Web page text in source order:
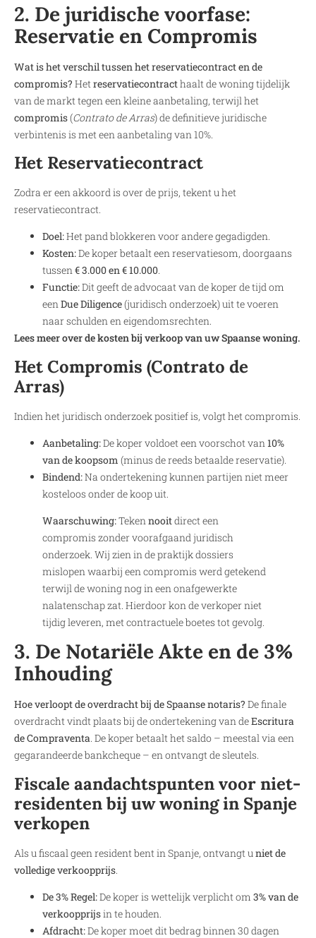
2. De juridische voorfase:
Reservatie en Compromis
Wat is het verschil tussen het reservatiecontract en de
compromis? Het reservatiecontracthaalt de woning tijdelijk
van de markt tegen een kleine aanbetaling, terwijl het
compromis(Contrato de Arras) de definitieve juridische
verbintenis is met een aanbetaling van 10%.
Het Reservatiecontract
Zodra er een akkoord is over de prijs, tekent u het
reservatiecontract.
Doel:Het pand blokkeren voor andere gegadigden.
Kosten:De koper betaalt een reservatiesom, doorgaans
tussen€ 3.000 en € 10.000.
Functie:Dit geeft de advocaat van de koper de tijd om
eenDue Diligence(juridisch onderzoek) uit te voeren
naar schulden en eigendomsrechten.
Lees meer over de kosten bij verkoop van uw Spaanse woning.
Het Compromis (Contrato de
Arras)
Indien het juridisch onderzoek positief is, volgt het compromis.
Aanbetaling:De koper voldoet een voorschot van10%
van de koopsom (minus de reeds betaalde reservatie).
Bindend:Na ondertekening kunnen partijen niet meer
kosteloos onder de koop uit.
Waarschuwing:Tekennooitdirect een
compromis zonder voorafgaand juridisch
onderzoek. Wij zien in de praktijk dossiers
mislopen waarbij een compromis werd getekend
terwijl de woning nog in een onafgewerkte
nalatenschap zat. Hierdoor kon de verkoper niet
tijdig leveren, met contractuele boetes tot gevolg.
3. De Notariële Akte en de 3%
Inhouding
Hoe verloopt de overdracht bij de Spaanse notaris? De finale
overdracht vindt plaats bij de ondertekening van deEscritura
de Compraventa. De koper betaalt het saldo – meestal via een
gegarandeerde bankcheque – en ontvangt de sleutels.
Fiscale aandachtspunten voor niet-
residenten bij uw woning in Spanje
verkopen
Als u fiscaal geen resident bent in Spanje, ontvangt u niet de
volledige verkoopprijs
De 3% Regel:De koper is wettelijk verplicht om 3% van de
verkoopprijsin te houden.
Afdracht:De koper moet dit bedrag binnen 30 dagen